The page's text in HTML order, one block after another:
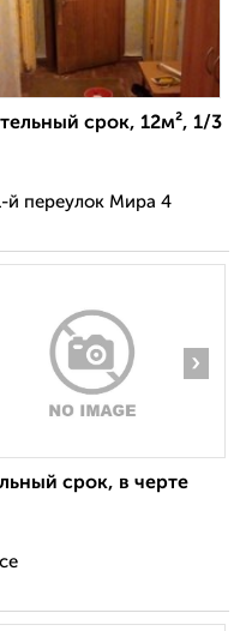
срок, 12м², 1/3
й переулок Мира 4
›
срок, в черте